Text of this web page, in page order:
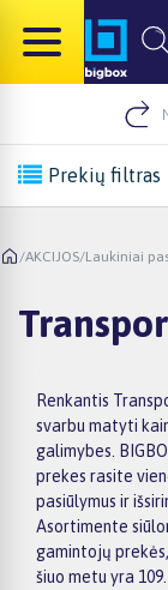
Prekių filtras
/AKCIJOS/Laukiniai
Renkantis
svarbu matyti
galimybes.
prekes rasite
pasiūlymus ir
Asortimente
gamintojų
šiuo metu yra